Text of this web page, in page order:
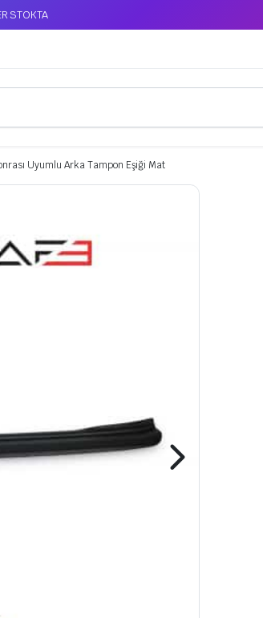
STOKTA
Uyumlu Arka Tampon Eşiği Mat